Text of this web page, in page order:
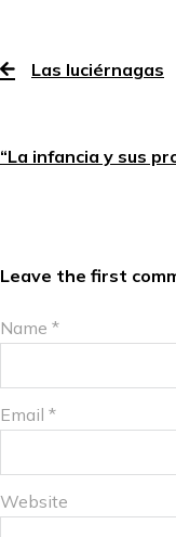
Las luciérnagas
“La infancia y sus
Leave the first
Name *
Email *
Website